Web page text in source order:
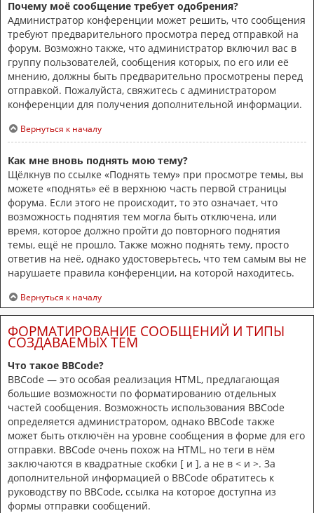
Почему моё сообщение требует одобрения?
Администратор конференции может решить, что сообщения
требуют предварительного просмотра перед отправкой на
форум. Возможно также, что администратор включил вас в
группу пользователей, сообщения которых, по его или её
мнению, должны быть предварительно просмотрены перед
отправкой. Пожалуйста, свяжитесь с администратором
конференции для получения дополнительной информации.
Вернуться к началу
Как мне вновь поднять мою тему?
Щёлкнув по ссылке «Поднять тему» при просмотре темы, вы
можете «поднять» её в верхнюю часть первой страницы
форума. Если этого не происходит, то это означает, что
возможность поднятия тем могла быть отключена, или
время, которое должно пройти до повторного поднятия
темы, ещё не прошло. Также можно поднять тему, просто
ответив на неё, однако удостоверьтесь, что тем самым вы не
нарушаете правила конференции, на которой находитесь.
Вернуться к началу
ФОРМАТИРОВАНИЕ СООБЩЕНИЙ И ТИПЫ
СОЗДАВАЕМЫХ ТЕМ
Что такое BBCode?
BBCode — это особая реализация HTML, предлагающая
большие возможности по форматированию отдельных
частей сообщения. Возможность использования BBCode
определяется администратором, однако BBCode также
может быть отключён на уровне сообщения в форме для его
отправки. BBCode очень похож на HTML, но теги в нём
заключаются в квадратные скобки [ и ], а не в < и >. За
дополнительной информацией о BBCode обратитесь к
руководству по BBCode, ссылка на которое доступна из
формы отправки сообщений.